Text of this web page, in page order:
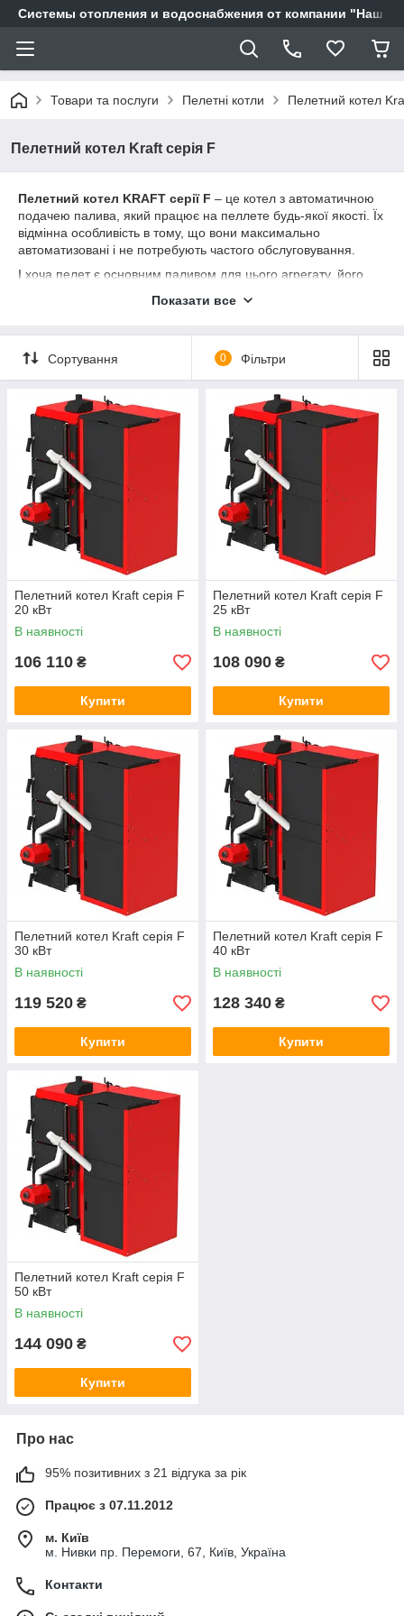
Системы отопления и водоснабжения от компании "Наш
Товари та послуги Пелетні котли Пелетний котел
Пелетний котел Kraft серія F
Пелетний котел KRAFT серії F – це котел з автоматичною
подачею палива, який працює на пеллете будь-якої якості. Їх
відмінна особливість в тому, що вони максимально
автоматизовані і не потребують частого обслуговування.
І хоча пелет є основним паливом для цього агрегату, його
можливість надана для випадків, коли, наприклад, немає
чавунні колосники, які спираються на спеціально вваренные
труби. І на них вже розводити вогонь і топити дровами або
вугіллям в ручному режимі.
Пелетные котли KRAFT серії F будуються на базі моделі
KRAFT L котрі відрізняються збільшеним теплообмінником.
Спалювання палива відбувається в пальнику факельного
типу. Вона може бути, як українського, так і польського
виробництва (на вибір замовника).
Показати все
Сортування 0 Фільтри
Пелетний котел Kraft серія F
20 кВт
В наявності
106 110 ₴
Купити
Пелетний котел Kraft серія F
25 кВт
В наявності
108 090 ₴
Купити
Пелетний котел Kraft серія F
30 кВт
В наявності
119 520 ₴
Купити
Пелетний котел Kraft серія F
40 кВт
В наявності
128 340 ₴
Купити
Пелетний котел Kraft серія F
50 кВт
В наявності
144 090 ₴
Купити
Про нас
95% позитивних з 21 відгука за рік
Працює з 07.11.2012
м. Київ
м. Нивки пр. Перемоги, 67, Київ, Україна
Контакти